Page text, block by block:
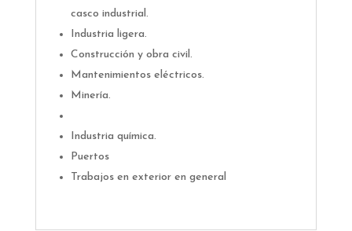
casco industrial.
Industria ligera.
Construcción y obra civil.
Mantenimientos eléctricos.
Minería.
Industria química.
Puertos
Trabajos en exterior en general